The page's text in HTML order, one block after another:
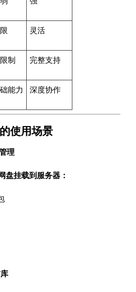
灵活
制 完整支持
能力 深度协作
使用场景
理
盘挂载到服务器：